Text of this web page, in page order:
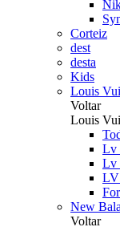
Corteiz
dest
desta
Kids
Louis
Voltar
Louis
Lv
Lv
LV
New
Voltar